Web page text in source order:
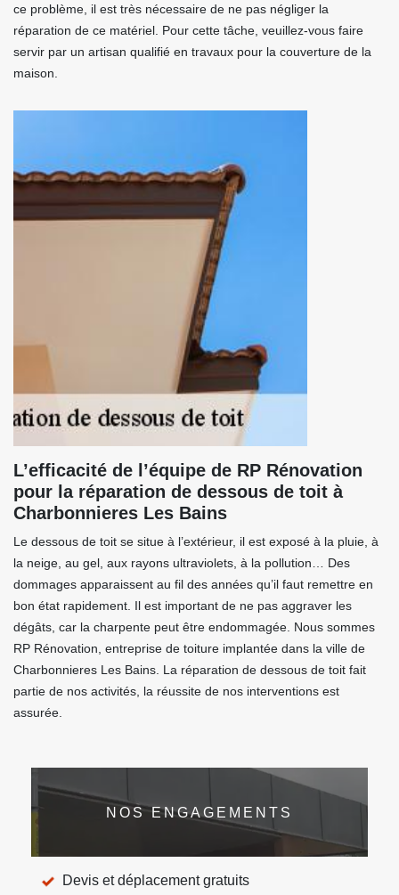
ce problème, il est très nécessaire de ne pas négliger la
réparation de ce matériel. Pour cette tâche, veuillez-vous faire
servir par un artisan qualifié en travaux pour la couverture de la
maison.
L’efficacité de l’équipe de RP Rénovation
pour la réparation de dessous de toit à
Charbonnieres Les Bains
Le dessous de toit se situe à l’extérieur, il est exposé à la pluie, à
la neige, au gel, aux rayons ultraviolets, à la pollution… Des
dommages apparaissent au fil des années qu’il faut remettre en
bon état rapidement. Il est important de ne pas aggraver les
dégâts, car la charpente peut être endommagée. Nous sommes
RP Rénovation, entreprise de toiture implantée dans la ville de
Charbonnieres Les Bains. La réparation de dessous de toit fait
partie de nos activités, la réussite de nos interventions est
assurée.
NOS ENGAGEMENTS
Devis et déplacement gratuits